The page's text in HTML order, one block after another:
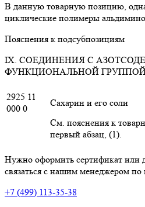
В данную товарную позицию,
циклические полимеры
Пояснения к подсубпозициям
IX. СОЕДИНЕНИЯ С
ФУНКЦИОНАЛЬНОЙ
2925 11
000 0
Сахарин и его соли
См. пояснения к
первый абзац, (1).
Нужно оформить сертификат или
связаться с нашим менеджером по
+7 (499) 113-35-38